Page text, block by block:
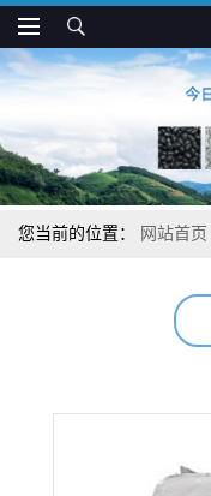
您当前的位置： 网站首页